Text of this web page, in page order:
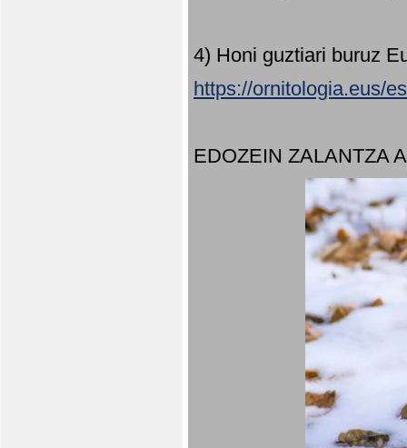
4) Honi guztiari buruz
https://ornitologia.eus/
EDOZEIN ZALANTZA